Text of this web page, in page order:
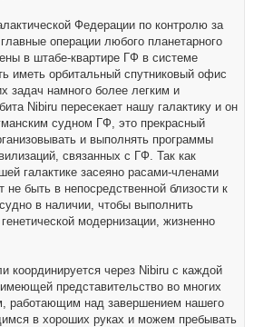
Федерации по контролю за
операции любого планетарного
в штабе-квартире ГФ в системе
иметь орбитальный спутниковый офис
задач намного более легким и
Nibiru пересекает нашу галактику и он
судном ГФ, это прекрасный
и выполнять программы
связанных с ГФ. Так как
галактике засеяно расами-членами
не быть в непосредственной близости к
в наличии, чтобы выполнить
модернизации, жизненно
координируется через Nibiru с каждой
представительство во многих
работающим над завершением нашего
в хороших руках и можем пребывать